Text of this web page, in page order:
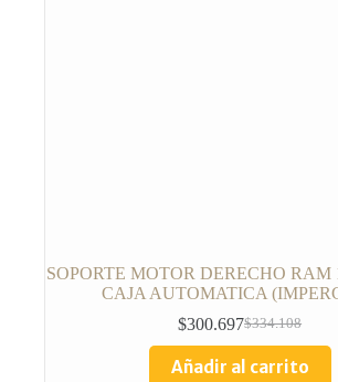
SOPORTE MOTOR DERECHO RAM
CAJA AUTOMATICA
$334.108
$300.697
Añadir al carrito